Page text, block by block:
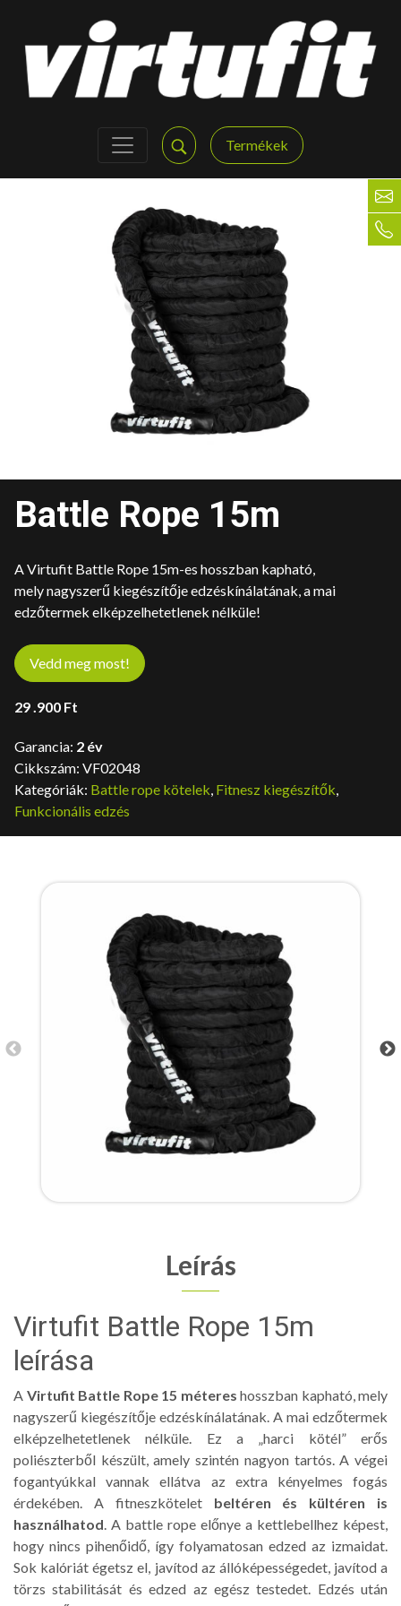
Termékek
Battle Rope 15m
A Virtufit Battle Rope 15m-es hosszban kapható,
mely nagyszerű kiegészítője edzéskínálatának, a mai
edzőtermek elképzelhetetlenek nélküle!
Vedd meg most!
29 .900 Ft
Garancia: 2 év
Cikkszám: VF02048
Kategóriák: Battle rope kötelek, Fitnesz kiegészítők,
Funkcionális edzés
Leírás
Virtufit Battle Rope 15m
leírása
A Virtufit Battle Rope 15 méteres hosszban kapható, mely
nagyszerű kiegészítője edzéskínálatának. A mai edzőtermek
elképzelhetetlenek nélküle. Ez a „harci kötél” erős
poliészterből készült, amely szintén nagyon tartós. A végei
fogantyúkkal vannak ellátva az extra kényelmes fogás
érdekében. A fitneszkötelet beltéren és kültéren is
használhatod. A battle rope előnye a kettlebellhez képest,
hogy nincs pihenőidő, így folyamatosan edzed az izmaidat.
Sok kalóriát égetsz el, javítod az állóképességedet, javítod a
törzs stabilitását és edzed az egész testedet. Edzés után